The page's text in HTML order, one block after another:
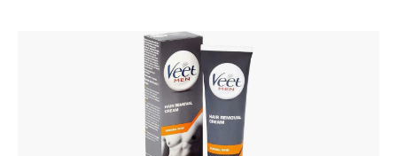
Salta la galleria di immagini